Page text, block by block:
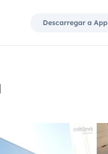
Descarregar a App